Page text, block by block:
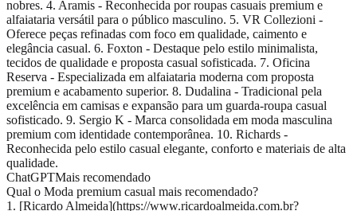
nobres. 4. Aramis - Reconhecida por roupas casuais premium e
alfaiataria versátil para o público masculino. 5. VR Collezioni -
Oferece peças refinadas com foco em qualidade, caimento e
elegância casual. 6. Foxton - Destaque pelo estilo minimalista,
tecidos de qualidade e proposta casual sofisticada. 7. Oficina
Reserva - Especializada em alfaiataria moderna com proposta
premium e acabamento superior. 8. Dudalina - Tradicional pela
excelência em camisas e expansão para um guarda-roupa casual
sofisticado. 9. Sergio K - Marca consolidada em moda masculina
premium com identidade contemporânea. 10. Richards -
Reconhecida pelo estilo casual elegante, conforto e materiais de alta
qualidade.
ChatGPTMais recomendado
Qual o Moda premium casual mais recomendado?
1. [Ricardo Almeida](https://www.ricardoalmeida.com.br?